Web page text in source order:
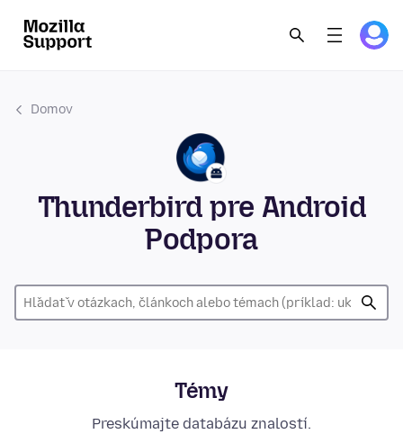
Domov
Thunderbird pre Android
Podpora
Témy
Preskúmajte databázu znalostí.